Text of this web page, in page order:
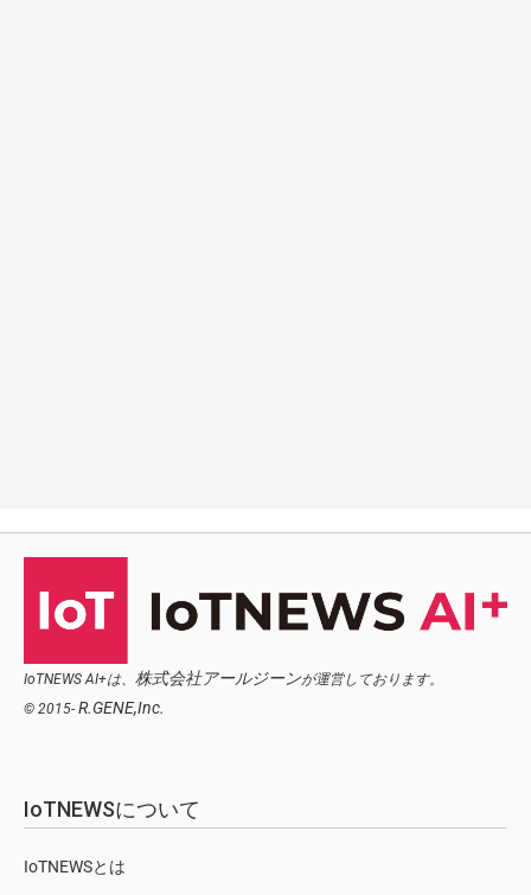
IoTNEWS AI+は、 株式会社アールジーンが運営しております。
© 2015- R.GENE,Inc.
IoTNEWSについて
IoTNEWSとは